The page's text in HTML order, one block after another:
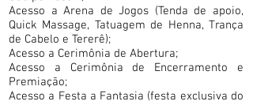
Acesso a Arena de Jogos (Tenda de apoio,
Quick Massage, Tatuagem de Henna, Trança
de Cabelo e Tererê);
Acesso a Cerimônia de Abertura;
Acesso a Cerimônia de Encerramento e
Premiação;
Acesso a Festa a Fantasia (festa exclusiva do